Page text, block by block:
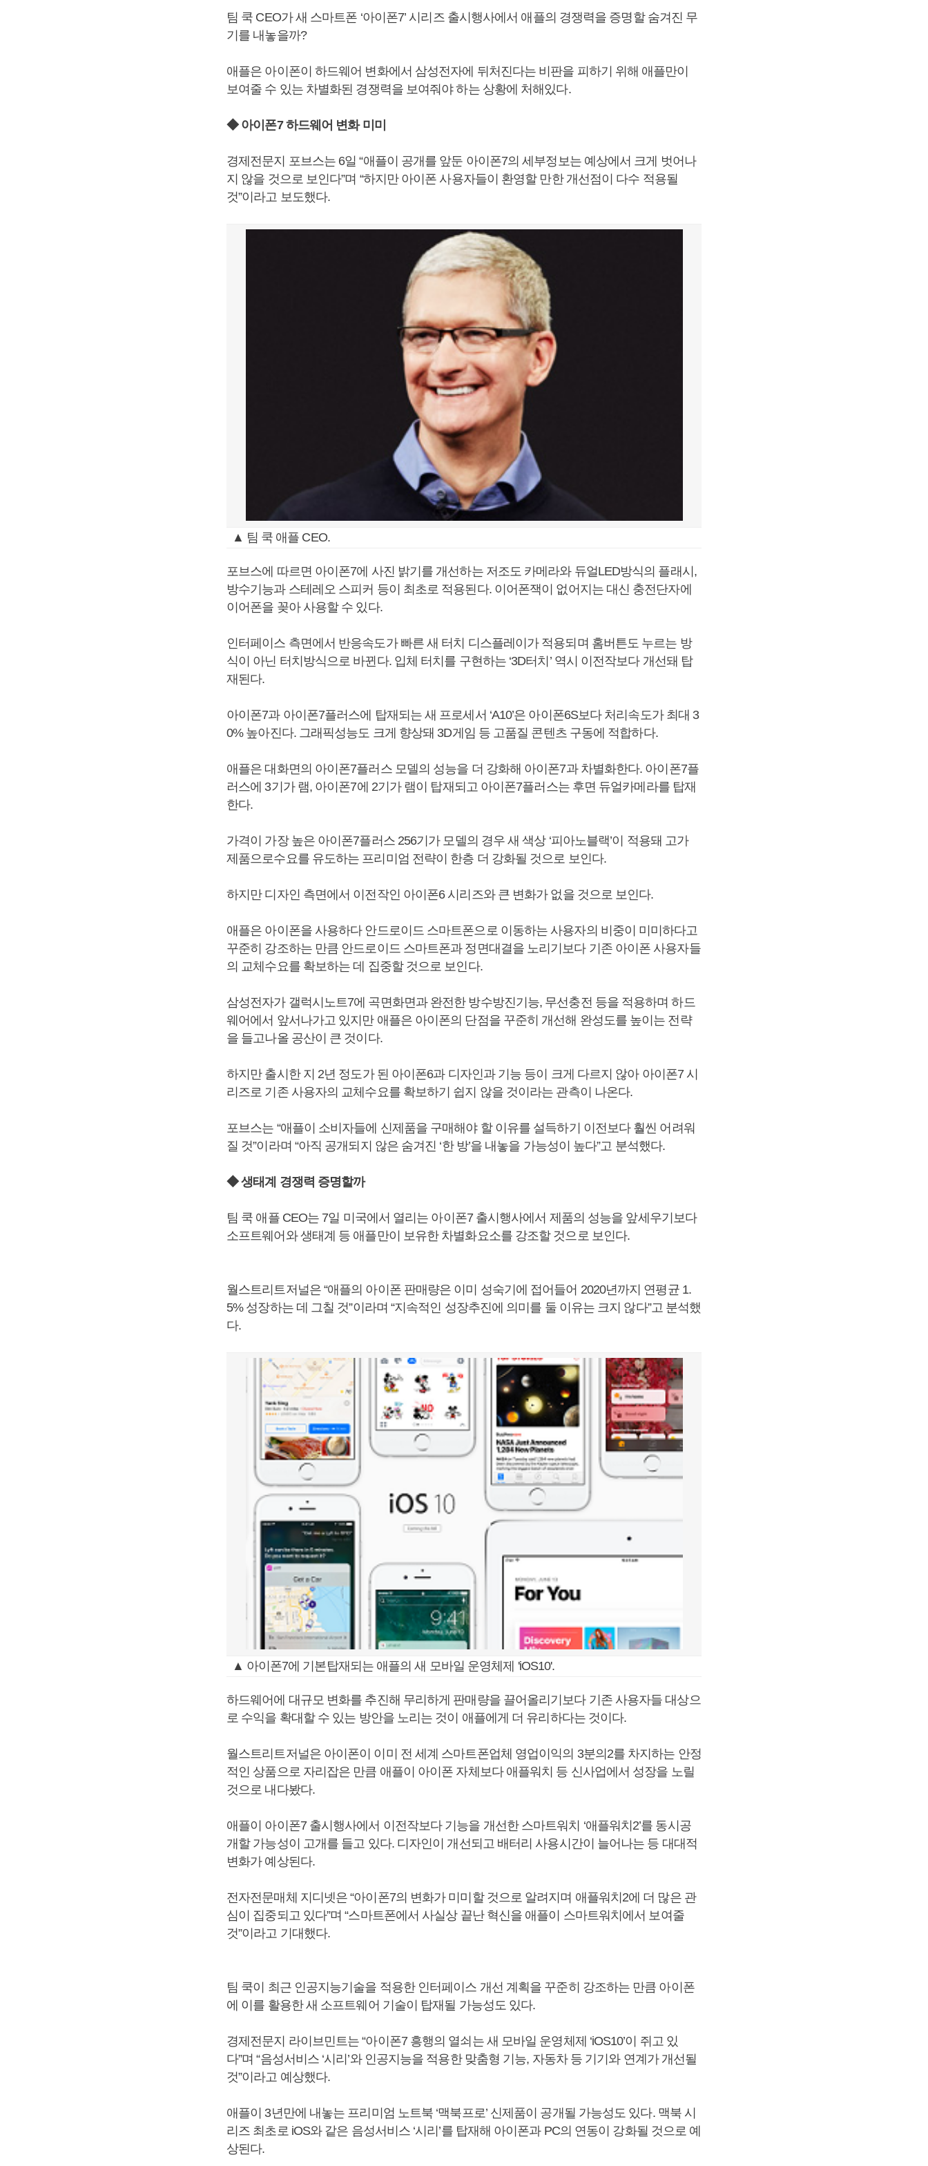
팀 쿡 CEO가 새 스마트폰 ‘아이폰7’ 시리즈 출시행사에서 애플의 경쟁력을 증명할 숨겨진 무
기를 내놓을까?
애플은 아이폰이 하드웨어 변화에서 삼성전자에 뒤처진다는 비판을 피하기 위해 애플만이
보여줄 수 있는 차별화된 경쟁력을 보여줘야 하는 상황에 처해있다.
◆ 아이폰7 하드웨어 변화 미미
경제전문지 포브스는 6일 “애플이 공개를 앞둔 아이폰7의 세부정보는 예상에서 크게 벗어나
지 않을 것으로 보인다”며 “하지만 아이폰 사용자들이 환영할 만한 개선점이 다수 적용될
것”이라고 보도했다.
▲ 팀 쿡 애플 CEO.
포브스에 따르면 아이폰7에 사진 밝기를 개선하는 저조도 카메라와 듀얼LED방식의 플래시,
방수기능과 스테레오 스피커 등이 최초로 적용된다. 이어폰잭이 없어지는 대신 충전단자에
이어폰을 꽂아 사용할 수 있다.
인터페이스 측면에서 반응속도가 빠른 새 터치 디스플레이가 적용되며 홈버튼도 누르는 방
식이 아닌 터치방식으로 바뀐다. 입체 터치를 구현하는 ‘3D터치’ 역시 이전작보다 개선돼 탑
재된다.
아이폰7과 아이폰7플러스에 탑재되는 새 프로세서 ‘A10’은 아이폰6S보다 처리속도가 최대 3
0% 높아진다. 그래픽성능도 크게 향상돼 3D게임 등 고품질 콘텐츠 구동에 적합하다.
애플은 대화면의 아이폰7플러스 모델의 성능을 더 강화해 아이폰7과 차별화한다. 아이폰7플
러스에 3기가 램, 아이폰7에 2기가 램이 탑재되고 아이폰7플러스는 후면 듀얼카메라를 탑재
한다.
가격이 가장 높은 아이폰7플러스 256기가 모델의 경우 새 색상 ‘피아노블랙’이 적용돼 고가
제품으로수요를 유도하는 프리미엄 전략이 한층 더 강화될 것으로 보인다.
하지만 디자인 측면에서 이전작인 아이폰6 시리즈와 큰 변화가 없을 것으로 보인다.
애플은 아이폰을 사용하다 안드로이드 스마트폰으로 이동하는 사용자의 비중이 미미하다고
꾸준히 강조하는 만큼 안드로이드 스마트폰과 정면대결을 노리기보다 기존 아이폰 사용자들
의 교체수요를 확보하는 데 집중할 것으로 보인다.
삼성전자가 갤럭시노트7에 곡면화면과 완전한 방수방진기능, 무선충전 등을 적용하며 하드
웨어에서 앞서나가고 있지만 애플은 아이폰의 단점을 꾸준히 개선해 완성도를 높이는 전략
을 들고나올 공산이 큰 것이다.
하지만 출시한 지 2년 정도가 된 아이폰6과 디자인과 기능 등이 크게 다르지 않아 아이폰7 시
리즈로 기존 사용자의 교체수요를 확보하기 쉽지 않을 것이라는 관측이 나온다.
포브스는 “애플이 소비자들에 신제품을 구매해야 할 이유를 설득하기 이전보다 훨씬 어려워
질 것”이라며 “아직 공개되지 않은 숨겨진 ‘한 방’을 내놓을 가능성이 높다”고 분석했다.
◆ 생태계 경쟁력 증명할까
팀 쿡 애플 CEO는 7일 미국에서 열리는 아이폰7 출시행사에서 제품의 성능을 앞세우기보다
소프트웨어와 생태계 등 애플만이 보유한 차별화요소를 강조할 것으로 보인다.
월스트리트저널은 “애플의 아이폰 판매량은 이미 성숙기에 접어들어 2020년까지 연평균 1.
5% 성장하는 데 그칠 것”이라며 “지속적인 성장추진에 의미를 둘 이유는 크지 않다”고 분석했
다.
▲ 아이폰7에 기본탑재되는 애플의 새 모바일 운영체제 'iOS10'.
하드웨어에 대규모 변화를 추진해 무리하게 판매량을 끌어올리기보다 기존 사용자들 대상으
로 수익을 확대할 수 있는 방안을 노리는 것이 애플에게 더 유리하다는 것이다.
월스트리트저널은 아이폰이 이미 전 세계 스마트폰업체 영업이익의 3분의2를 차지하는 안정
적인 상품으로 자리잡은 만큼 애플이 아이폰 자체보다 애플워치 등 신사업에서 성장을 노릴
것으로 내다봤다.
애플이 아이폰7 출시행사에서 이전작보다 기능을 개선한 스마트워치 ‘애플워치2’를 동시공
개할 가능성이 고개를 들고 있다. 디자인이 개선되고 배터리 사용시간이 늘어나는 등 대대적
변화가 예상된다.
전자전문매체 지디넷은 “아이폰7의 변화가 미미할 것으로 알려지며 애플워치2에 더 많은 관
심이 집중되고 있다”며 “스마트폰에서 사실상 끝난 혁신을 애플이 스마트워치에서 보여줄
것”이라고 기대했다.
팀 쿡이 최근 인공지능기술을 적용한 인터페이스 개선 계획을 꾸준히 강조하는 만큼 아이폰
에 이를 활용한 새 소프트웨어 기술이 탑재될 가능성도 있다.
경제전문지 라이브민트는 “아이폰7 흥행의 열쇠는 새 모바일 운영체제 ‘iOS10’이 쥐고 있
다”며 “음성서비스 ‘시리’와 인공지능을 적용한 맞춤형 기능, 자동차 등 기기와 연계가 개선될
것”이라고 예상했다.
애플이 3년만에 내놓는 프리미엄 노트북 ‘맥북프로’ 신제품이 공개될 가능성도 있다. 맥북 시
리즈 최초로 iOS와 같은 음성서비스 ‘시리’를 탑재해 아이폰과 PC의 연동이 강화될 것으로 예
상된다.